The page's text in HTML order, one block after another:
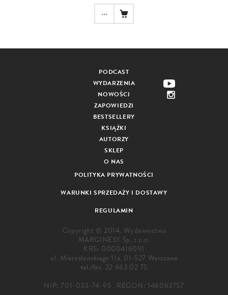
...
PODCAST
WYDARZENIA
NOWOŚCI
ZAPOWIEDZI
BESTSELLERY
KSIĄŻKI
AUTORZY
SKLEP
O NAS
POLITYKA PRYWATNOŚCI
WARUNKI SPRZEDAŻY I DOSTAWY
REGULAMIN
Copyright © 2014. Wydawnictwo
MARGINESY Sp. z o.o.
KRS: 0000416091
ul. Mierosławskiego 11a, 01-527 Warszawa
tel./fax. 22 663 02 75
NIP: 701-033-74-95 , REGON: 146063757